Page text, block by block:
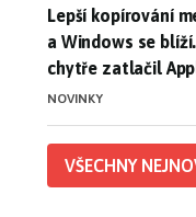
Lepší kopírování
Lepší kopírování
a Windows se
chytře zatlačil
NOVINKY
VŠECHNY